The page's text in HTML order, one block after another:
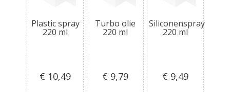
Plastic spray
220 ml
€ 10,49
Turbo olie
220 ml
€ 9,79
Siliconenspray
220 ml
€ 9,49